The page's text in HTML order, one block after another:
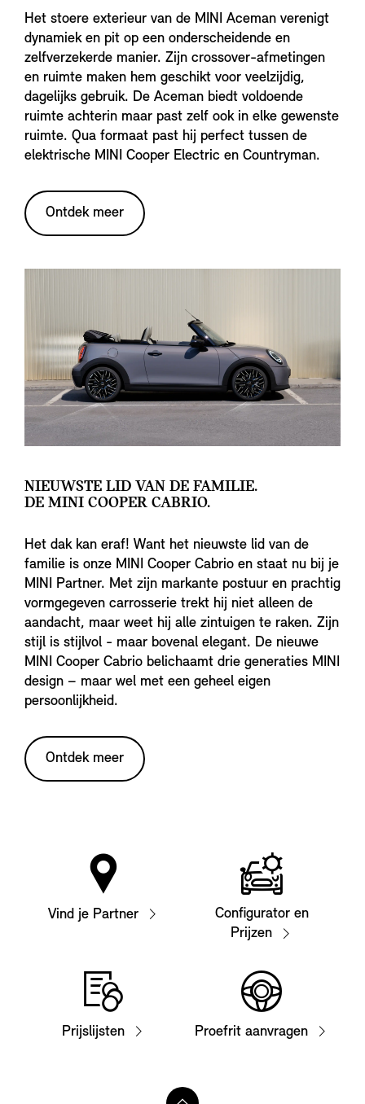
Het stoere exterieur van de MINI Aceman verenigt
dynamiek en pit op een onderscheidende en
zelfverzekerde manier. Zijn crossover-afmetingen
en ruimte maken hem geschikt voor veelzijdig,
dagelijks gebruik. De Aceman biedt voldoende
ruimte achterin maar past zelf ook in elke gewenste
ruimte. Qua formaat past hij perfect tussen de
elektrische MINI Cooper Electric en Countryman.
Ontdek meer
NIEUWSTE LID VAN DE FAMILIE.
DE MINI COOPER CABRIO.
Het dak kan eraf! Want het nieuwste lid van de
familie is onze MINI Cooper Cabrio en staat nu bij je
MINI Partner. Met zijn markante postuur en prachtig
vormgegeven carrosserie trekt hij niet alleen de
aandacht, maar weet hij alle zintuigen te raken. Zijn
stijl is stijlvol - maar bovenal elegant. De nieuwe
MINI Cooper Cabrio belichaamt drie generaties MINI
design – maar wel met een geheel eigen
persoonlijkheid.
Ontdek meer
Vind je Partner
Configurator en
Prijzen
Prijslijsten Proefrit aanvragen